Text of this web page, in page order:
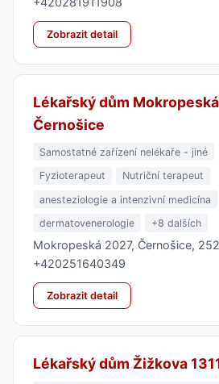
Zobrazit detail
Lékařský dům
Černošice
Samostatné zařízení nelékaře - jiné
Fyzioterapeut
Nutriční terapeut
anesteziologie a intenzivní medicína
dermatovenerologie
+8 dalších
Mokropeská 2027, Černošice, 252
+420251640349
Zobrazit detail
Lékařský dům Žižkova